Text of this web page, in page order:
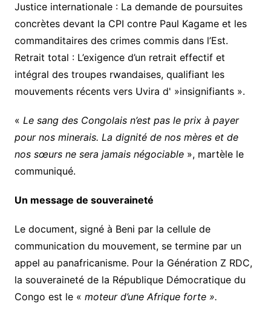
Justice internationale : La demande de poursuites
concrètes devant la CPI contre Paul Kagame et les
commanditaires des crimes commis dans l’Est.
​Retrait total : L’exigence d’un retrait effectif et
intégral des troupes rwandaises, qualifiant les
mouvements récents vers Uvira d' »insignifiants ».
​« Le sang des Congolais n’est pas le prix à payer
pour nos minerais. La dignité de nos mères et de
nos sœurs ne sera jamais négociable », martèle le
communiqué.
​Un message de souveraineté
​Le document, signé à Beni par la cellule de
communication du mouvement, se termine par un
appel au panafricanisme. Pour la Génération Z RDC,
la souveraineté de la République Démocratique du
Congo est le « moteur d’une Afrique forte ».